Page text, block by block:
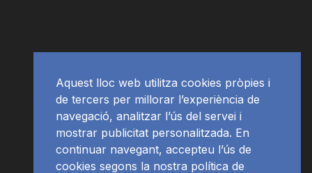
Aquest lloc web utilitza cookies pròpies i
de tercers per millorar l’experiència de
navegació, analitzar l’ús del servei i
mostrar publicitat personalitzada. En
continuar navegant, accepteu l’ús de
cookies segons la nostra política de